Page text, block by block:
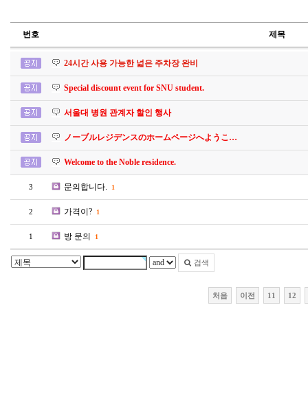
번호 제목
24시간 사용 가능한 넓은 주차장 완비
Special discount event for SNU student.
서울대 병원 관계자 할인 행사
ノーブルレジデンスのホームページへようこ…
Welcome to the Noble residence.
3 문의합니다. 1
2 가격이? 1
1 방 문의 1
검색
처음 이전 11 12